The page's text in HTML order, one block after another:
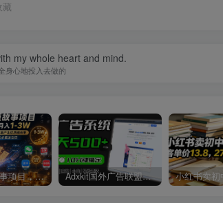
藏
my whole heart and mind.
身心地投入去做的
AI小说短故事项目，大佬亲测月入1-3W，零基础教你用AI批量产出优质短故事，实现一稿多吃多渠道变现 Adxkit国外广告联盟系统，一天上500+广告，让你的投放更加高效简单！